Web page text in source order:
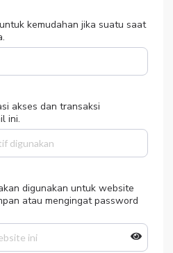
kemudahan jika suatu saat
akses dan transaksi
ini.
digunakan untuk website
atau mengingat password